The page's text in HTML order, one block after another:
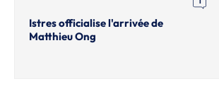
Istres officialise l'arrivée de
Matthieu Ong